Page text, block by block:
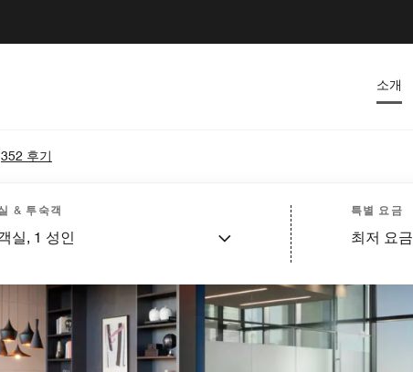
소개
352 후기
& 투숙객
실, 1 성인
특별 요금
최저 요금